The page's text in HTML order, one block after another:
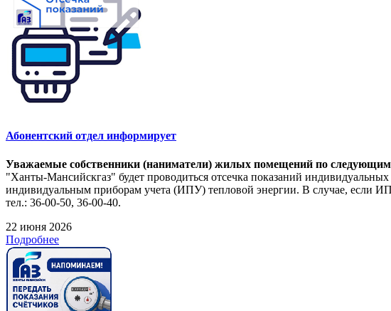
Абонентский отдел информирует
Уважаемые собственники (наниматели) жилых помещений по следующим
"Ханты-Мансийскгаз" будет проводиться отсечка показаний
индивидуальным приборам учета (ИПУ) тепловой энергии. В случае, если
тел.: 36-00-50, 36-00-40.
22 июня 2026
Подробнее